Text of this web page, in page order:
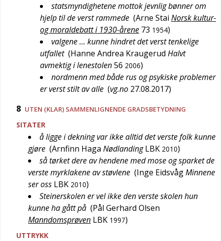
statsmyndighetene mottok jevnlig bønner om
hjelp til de verst rammede (Arne Stai Norsk kultur-
og moraldebatt i 1930-årene 73 1954)
valgene … kunne hindret det verst tenkelige
utfallet (Hanne Andrea Kraugerud Halvt
avmektig i lenestolen56 2006)
nordmenn med både rus og psykiske problemer
er verst stilt av alle (vg.no 27.08.2017)
8 UTEN (KLAR) SAMMENLIGNENDE GRADSBETYDNING
SITATER
å ligge i dekning var ikke alltid det verste folk kunne
gjøre (Arnfinn Haga Nødlanding LBK 2010)
så tørket dere av hendene med mose og sparket de
verste myrklakene av støvlene (Inge EidsvågMinnene
ser oss LBK 2010)
Steinerskolen er vel ikke den verste skolen hun
kunne ha gått på (Pål Gerhard Olsen
Manndomsprøven LBK 1997)
UTTRYKK